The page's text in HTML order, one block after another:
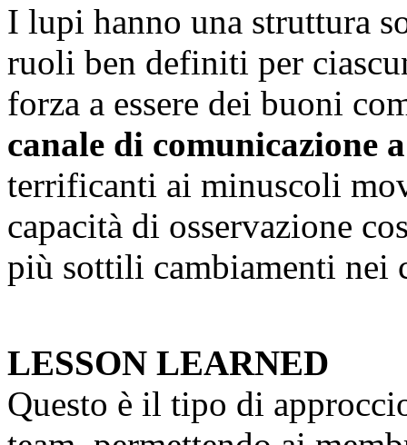
I lupi hanno una struttura
ruoli ben definiti per
forza a essere dei buoni
canale di comunicazione
terrificanti ai minuscoli
capacità di osservazione
più sottili cambiamenti nei
LESSON LEARNED
Questo è il tipo di